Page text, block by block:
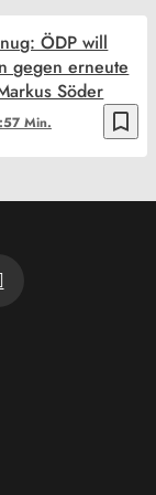
bookmark_border
Min.
ÖDP will
gegen erneute
Söder